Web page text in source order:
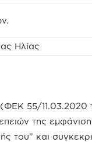
Ηλίας
55/11.03.2020
της
του” και